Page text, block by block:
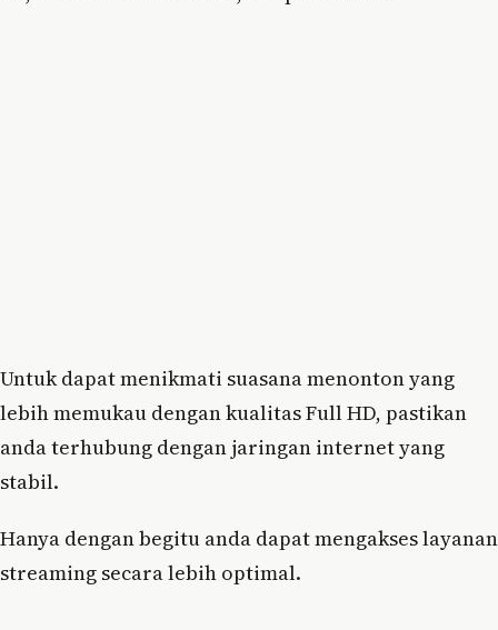
Untuk dapat menikmati suasana menonton yang
lebih memukau dengan kualitas Full HD, pastikan
anda terhubung dengan jaringan internet yang
stabil.
Hanya dengan begitu anda dapat mengakses layanan
streaming secara lebih optimal.